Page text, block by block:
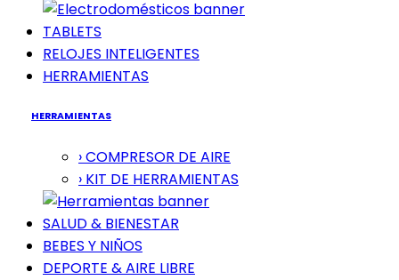
TABLETS
RELOJES INTELIGENTES
HERRAMIENTAS
HERRAMIENTAS
› COMPRESOR DE AIRE
› KIT DE HERRAMIENTAS
SALUD & BIENESTAR
BEBES Y NIÑOS
DEPORTE & AIRE LIBRE